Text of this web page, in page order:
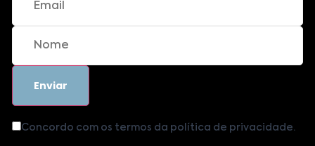
Concordo com os termos da política de privacidade.